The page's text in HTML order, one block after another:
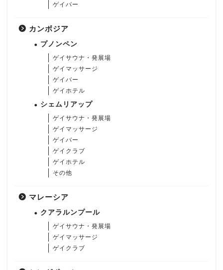
ゲイバー
カンボジア
プノンペン
ゲイサウナ・発展場
ゲイマッサージ
ゲイバー
ゲイホテル
シェムリアップ
ゲイサウナ・発展場
ゲイマッサージ
ゲイバー
ゲイクラブ
ゲイホテル
その他
マレーシア
クアラルンプール
ゲイサウナ・発展場
ゲイマッサージ
ゲイクラブ